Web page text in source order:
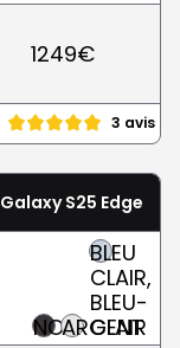
1249€
3 avis
Galaxy S25 Edge
NOIRARGENT
BLEU
CLAIR,
BLEU-
CLAIR